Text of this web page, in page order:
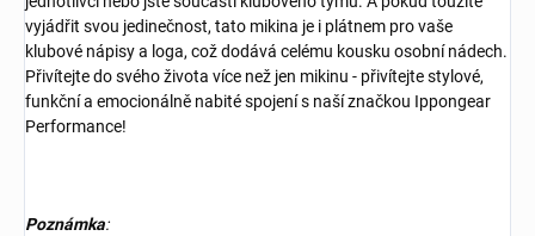
vyjádřit svou jedinečnost, tato mikina je i plátnem pro vaše
klubové nápisy a loga, což dodává celému kousku osobní nádech.
Přivítejte do svého života více než jen mikinu - přivítejte stylové,
funkční a emocionálně nabité spojení s naší značkou Ippongear
Performance!
Poznámka: